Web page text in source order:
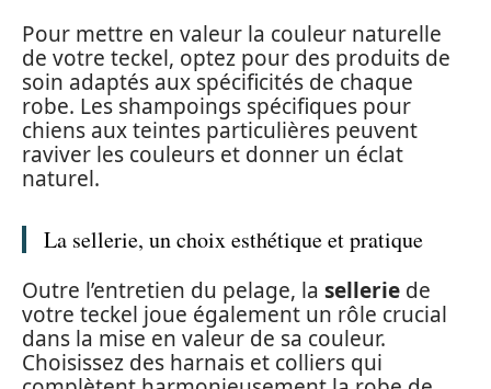
Pour mettre en valeur la couleur naturelle
de votre teckel, optez pour des produits de
soin adaptés aux spécificités de chaque
robe. Les shampoings spécifiques pour
chiens aux teintes particulières peuvent
raviver les couleurs et donner un éclat
naturel.
La sellerie, un choix esthétique et pratique
Outre l’entretien du pelage, la sellerie de
votre teckel joue également un rôle crucial
dans la mise en valeur de sa couleur.
Choisissez des harnais et colliers qui